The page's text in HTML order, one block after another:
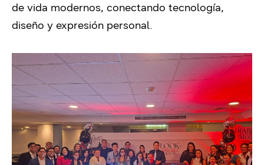
de vida modernos, conectando tecnología,
diseño y expresión personal.